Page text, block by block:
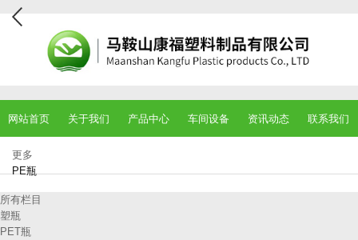
网站首页 关于我们 产品中心 车间设备 资讯动态 联系我们
更多
PE瓶
所有栏目
塑瓶
PET瓶